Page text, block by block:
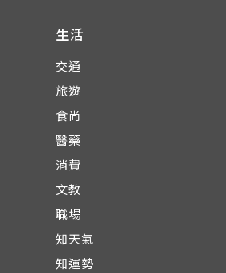
生活
交通
旅遊
食尚
醫藥
消費
文教
職場
知天氣
知運勢